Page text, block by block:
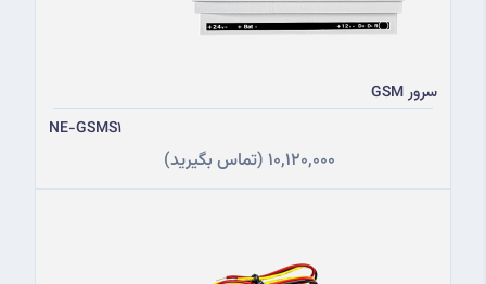
سرور GSM
NE-GSMS1
10,120,000 (تماس بگیرید)